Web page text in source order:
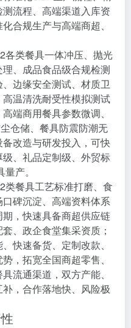
流程、高端渠道入库资
合规生产与高端商超、
各类餐具一体冲压、抛光
、成品食品级合规检测
边缘安全测试、材质卫
温清洗耐受性模拟测试
端商用餐具参数微调、
仓储、餐具防震防潮无
改造与研发投入，可快
、礼品定制级、外贸标
产。
类餐具工艺标准打磨、食
碑沉淀、高端资料体系
，快速具备商超供应链
、政企食堂集采资质；
快速备货、定制改款、
，拓宽全国商超零售、
流通渠道，双方产能、
，合作落地快、风险极